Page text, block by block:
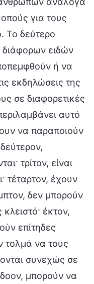
για τους
Το δεύτερο
διάφορων ειδών
ή να
εκδηλώσεις της
σε διαφορετικές
αυτό
να παραποιούν
τρίτον, είναι
τέταρτον, έχουν
δεν μπορούν
έκτον,
επίτηδες
τολμά να τους
συνεχώς σε
μπορούν να